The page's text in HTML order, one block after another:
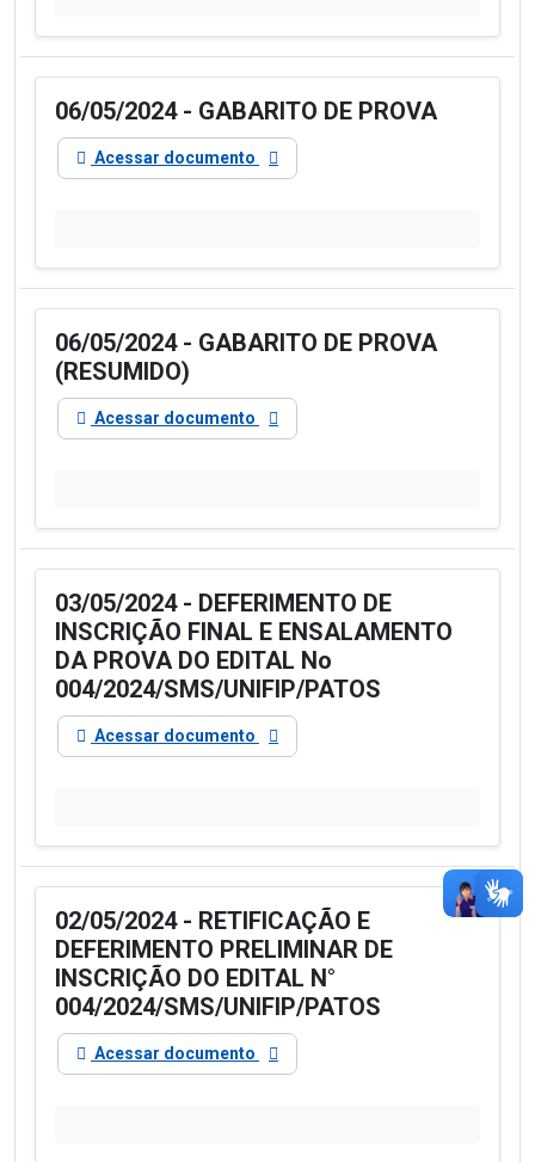
06/05/2024 - GABARITO DE PROVA
Acessar documento
06/05/2024 - GABARITO DE PROVA
(RESUMIDO)
Acessar documento
03/05/2024 - DEFERIMENTO DE
INSCRIÇÃO FINAL E ENSALAMENTO
DA PROVA DO EDITAL No
004/2024/SMS/UNIFIP/PATOS
Acessar documento
02/05/2024 - RETIFICAÇÃO E
DEFERIMENTO PRELIMINAR DE
INSCRIÇÃO DO EDITAL N°
004/2024/SMS/UNIFIP/PATOS
Acessar documento